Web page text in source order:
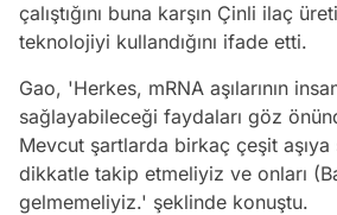
çalıştığını buna karşın Çinli ilaç
teknolojiyi kullandığını ifade etti.
Gao, 'Herkes, mRNA aşılarının
sağlayabileceği faydaları göz
Mevcut şartlarda birkaç çeşit
dikkatle takip etmeliyiz ve onları
gelmemeliyiz.' şeklinde konuştu.